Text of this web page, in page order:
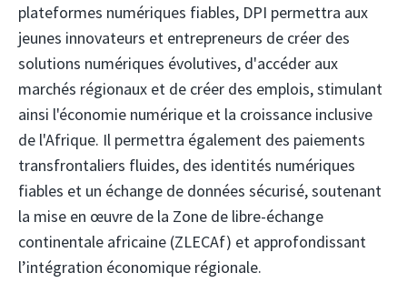
plateformes numériques fiables, DPI permettra aux
jeunes innovateurs et entrepreneurs de créer des
solutions numériques évolutives, d'accéder aux
marchés régionaux et de créer des emplois, stimulant
ainsi l'économie numérique et la croissance inclusive
de l'Afrique. Il permettra également des paiements
transfrontaliers fluides, des identités numériques
fiables et un échange de données sécurisé, soutenant
la mise en œuvre de la Zone de libre-échange
continentale africaine (ZLECAf) et approfondissant
l’intégration économique régionale.